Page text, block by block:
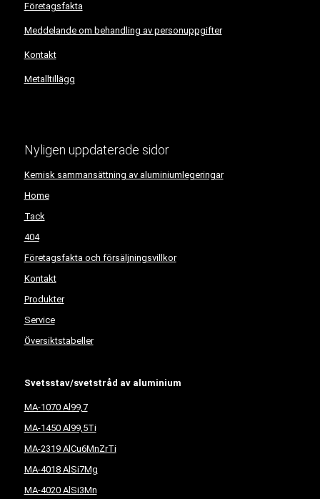
Företagsfakta
Meddelande om behandling av personuppgifter
Kontakt
Metalltillägg
Nyligen uppdaterade sidor
Kemisk sammansättning av aluminiumlegeringar
Home
Tack
404
Företagsfakta och försäljningsvillkor
Kontakt
Produkter
Service
Översiktstabeller
Svetsstav/svetstråd av aluminium
MA-1070 Al99,7
MA-1450 Al99,5Ti
MA-2319 AlCu6MnZrTi
MA-4018 AlSi7Mg
MA-4020 AlSi3Mn